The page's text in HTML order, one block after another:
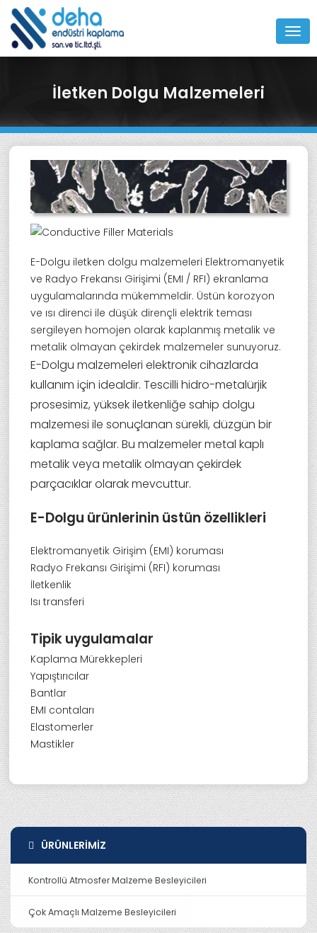
İletken Dolgu Malzemeleri
E-Dolgu iletken dolgu malzemeleri Elektromanyetik
ve Radyo Frekansı Girişimi (EMI / RFI) ekranlama
uygulamalarında mükemmeldir. Üstün korozyon
ve ısı direnci ile düşük dirençli elektrik teması
sergileyen homojen olarak kaplanmış metalik ve
metalik olmayan çekirdek malzemeler sunuyoruz.
E-Dolgu malzemeleri elektronik cihazlarda
kullanım için idealdir. Tescilli hidro-metalürjik
prosesimiz, yüksek iletkenliğe sahip dolgu
malzemesi ile sonuçlanan sürekli, düzgün bir
kaplama sağlar. Bu malzemeler metal kaplı
metalik veya metalik olmayan çekirdek
parçacıklar olarak mevcuttur.
E-Dolgu ürünlerinin üstün özellikleri
Elektromanyetik Girişim (EMI) koruması
Radyo Frekansı Girişimi (RFI) koruması
İletkenlik
Isı transferi
Tipik uygulamalar
Kaplama Mürekkepleri
Yapıştırıcılar
Bantlar
EMI contaları
Elastomerler
Mastikler
ÜRÜNLERIMIZ
Kontrollü Atmosfer Malzeme Besleyicileri
Çok Amaçlı Malzeme Besleyicileri